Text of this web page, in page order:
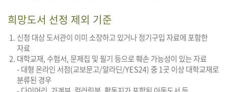
희망도서 선정 제외 기준
신청 대상 도서관이 이미 소장하고 있거나 정기구입 자료에 포함한
자료
대학교재, 수험서, 문제집 및 필기 등으로 훼손 가능성이 있는 자료
- 대형 온라인 서점(교보문고/알라딘/YES24) 중 1곳 이상 대학교재로
분류된 경우